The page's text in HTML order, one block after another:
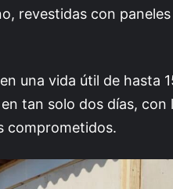
revestidas con
una vida útil de hasta
tan solo dos días,
comprometidos.